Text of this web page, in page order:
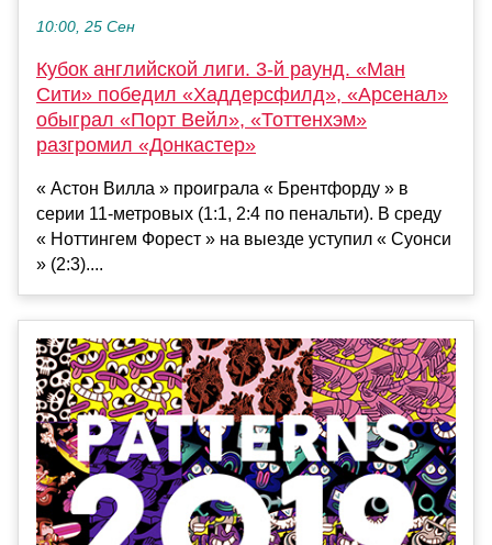
10:00, 25 Сен
Кубок английской лиги. 3-й раунд. «Ман
Сити» победил «Хаддерсфилд», «Арсенал»
обыграл «Порт Вейл», «Тоттенхэм»
разгромил «Донкастер»
« Астон Вилла » проиграла « Брентфорду » в
серии 11-метровых (1:1, 2:4 по пенальти). В среду
« Ноттингем Форест » на выезде уступил « Суонси
» (2:3)....